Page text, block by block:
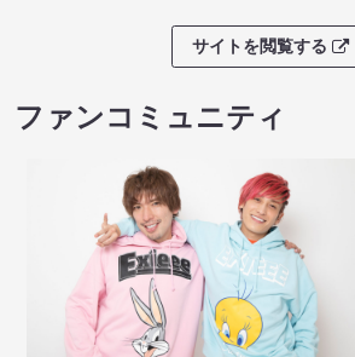
サイトを閲覧する
ファンコミュニティ